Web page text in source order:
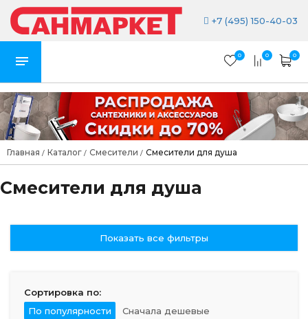
+7 (495) 150-40-03
0 0 0
Главная / Каталог / Смесители / Смесители для душа
Смесители для душа
Показать все фильтры
Сортировка по:
По популярности
Сначала дешевые